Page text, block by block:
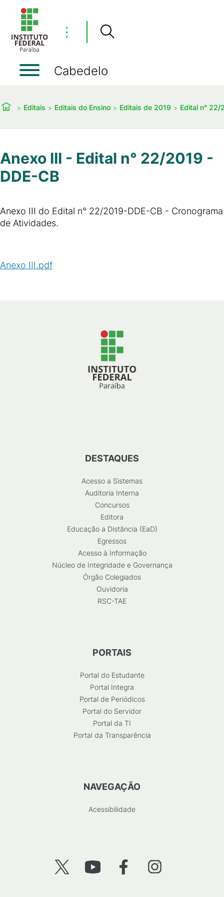
⋮
Cabedelo
Editais Editais do Ensino Editais de 2019 Edital n° 22/
Anexo III - Edital n° 22/2019 -
DDE-CB
Anexo III do Edital n° 22/2019-DDE-CB - Cronograma
de Atividades.
Anexo III.pdf
DESTAQUES
Acesso a Sistemas
Auditoria Interna
Concursos
Editora
Educação a Distância (EaD)
Egressos
Acesso à Informação
Núcleo de Integridade e Governança
Órgão Colegiados
Ouvidoria
RSC-TAE
PORTAIS
Portal do Estudante
Portal Integra
Portal de Periódicos
Portal do Servidor
Portal da TI
Portal da Transparência
NAVEGAÇÃO
Acessibilidade